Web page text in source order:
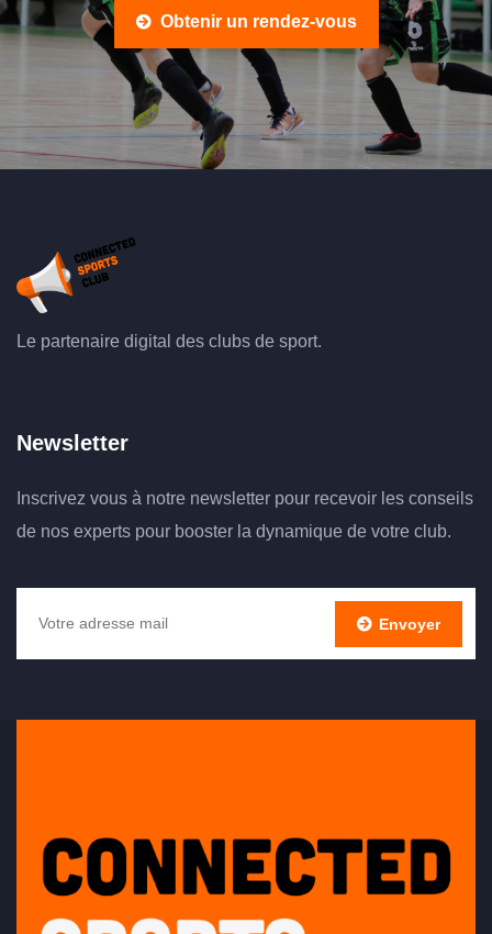
Obtenir un rendez-vous
Le partenaire digital des clubs de sport.
Newsletter
Inscrivez vous à notre newsletter pour recevoir les conseils
de nos experts pour booster la dynamique de votre club.